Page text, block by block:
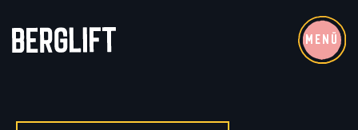
MENÜ